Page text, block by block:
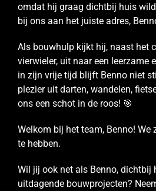
omdat hij graag dichtbij huis
bij ons aan het juiste adres,
Als bouwhulp kijkt hij, naast het
vierwieler, uit naar een leerzame
in zijn vrije tijd blijft Benno niet
plezier uit darten, wandelen,
ons een schot in de roos! 🎯
Welkom bij het team, Benno! We
te hebben.
Wil jij ook net als Benno, dichtbij
uitdagende bouwprojecten?